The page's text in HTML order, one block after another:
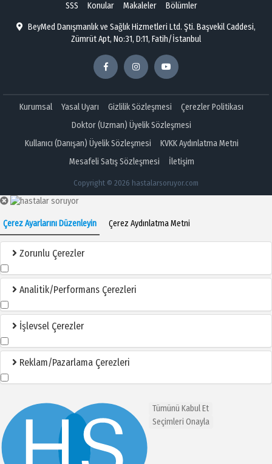
SSS Konular Makaleler Bölümler
BeyMed Danışmanlık ve Sağlık Hizmetleri Ltd. Şti. Başvekil Caddesi,
Zümrüt Apt, No:31, D:11, Fatih/İstanbul
Kurumsal Yasal Uyarı Gizlilik Sözleşmesi
Çerezler Politikası
Doktor (Uzman) Üyelik Sözleşmesi
Kullanıcı (Danışan) Üyelik Sözleşmesi
KVKK Aydınlatma Metni
Mesafeli Satış Sözleşmesi
İletişim
Copyright © 2026 hastalarsoruyor.com
Çerez Ayarlarını Düzenleyin Çerez Aydınlatma Metni
Zorunlu Çerezler
Analitik/Performans Çerezleri
İşlevsel Çerezler
Reklam/Pazarlama Çerezleri
Tümünü Kabul Et
Seçimleri Onayla